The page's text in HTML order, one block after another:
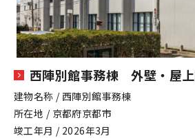
西陣別館事務棟 外壁・屋
建物名称 / 西陣別館事務棟
所在地 / 京都府京都市
竣工年月 / 2026年3月